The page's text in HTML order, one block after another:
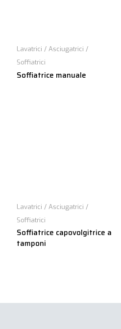
Lavatrici / Asciugatrici /
Soffiatrici
Soffiatrice manuale
Lavatrici / Asciugatrici /
Soffiatrici
Soffiatrice capovolgitrice a
tamponi